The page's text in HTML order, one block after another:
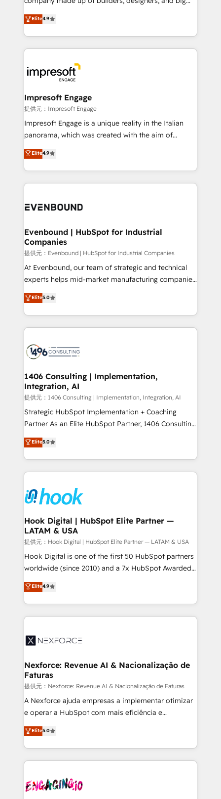
Platform Migration Excellence. • Top 3 Partner of the
Year LATAM 2022, 2023, 2024, 2025. • Partner of the
business with HubSpot? Let Cebra’s experts help
you grow faster, smarter, and with impact.
thinkers. We blend strategy, design, and
development—always fueled by curiosity—to turn
ideas, opportunities, and challenges into meaningful
experiences. To us, technology is more than just
and—most importantly—simple. That’s why we lean
into bold ideas and shape them into thoughtful
products and strategies that actually make a
difference.
Elite4.9
Impresoft Engage
提供元：Impresoft Engage
Impresoft Engage is a unique reality in the Italian
panorama, which was created with the aim of
putting Customer Experience at the center by
creating digital environments capable of integrating
people, processes and data. We offer the best
digital solutions on the market, ranging from CRM
marketing automation to online and offline sales
allowing companies to optimize processes and meet
the needs of the customer. We are part of Impresoft
Group, a group of specialized and complementary
companies that divide their offer into 4
Competence Centers: Smart Manufacturing,
The synergies generated by these integrations,
together with the combination of talents, skills,
to accompany companies on their digital
transformation journey.
Elite4.9
Evenbound | HubSpot for Industrial
Companies
提供元：Evenbound | HubSpot for Industrial Companies
At Evenbound, our team of strategic and technical
experts helps mid-market manufacturing companies
achieve real growth. We specialize in delivering
tailored solutions that drive results by leveraging
HubSpot’s platform and data to fuel success.
Technical Solutions: - HubSpot Technical Consulting -
Onboarding - Data Migration & Integrations -
Revenue Operations - Inbound Marketing -
Outbound Marketing - HubSpot CMS Website
Design & Development We empower our clients to
reach their full potential by providing transparent,
relationship-driven support. With over 300 HubSpot
technical know-how and strategic guidance you
need to succeed.
Elite5.0
1406 Consulting | Implementation,
Integration, AI
提供元：1406 Consulting | Implementation, Integration, AI
Strategic HubSpot Implementation + Coaching
Partner As an Elite HubSpot Partner, 1406 Consulting
helps mid-market revenue teams transform how
they sell, market, and serve. We don't just build your
HubSpot—we teach your team to own it, then stay
to help you keep winning. What We Do ⚙️ CRM
Data & Content 📈 Sales & Marketing Alignment +
Revenue Team Enablement 🤖 Breeze AI & Custom
Agent Creation 🔄 Custom Integrations & Data
Migration Why 1406 We become part of your team.
Your team learns while we build. We fix what others
broke. Built for mid-market reality—practical
solutions that work with your actual headcount and
HubSpot partners 🔄 Top 5% globally in client
retention 📅 8+ years of consistent results since 2017
move beyond spreadsheets into unified systems
Elite5.0
Hook Digital | HubSpot Elite Partner —
LATAM & USA
提供元：Hook Digital | HubSpot Elite Partner — LATAM & USA
Hook Digital is one of the first 50 HubSpot partners
worldwide (since 2010) and a 7x HubSpot Awarded
Elite Partner. With 500+ projects across the U.S.,
Brazil, and LATAM, we combine global expertise with
regional experience. Today, we are Brazil’s largest
HubSpot Elite Partner—trusted by companies across
Implementation & Migration Onboarding across all
Station, Freshdesk, Intercom, and more. Custom
objects, automations, and integrations built for
growth. 🚀 AI-Driven GTM Orchestration Unify
HubSpot with LinkedIn, WhatsApp, email, paid
media, and AI voice to drive pipeline. 🤖 AI Custom
prospecting, follow-ups, service triage, and
knowledge retrieval—built in HubSpot. ⚡ Fast-Track
advanced optimization & adoption 📍 São Paulo, BR
• Des Moines, IA • New York, NY
Elite4.9
Nexforce: Revenue AI & Nacionalização de
Faturas
提供元：Nexforce: Revenue AI & Nacionalização de Faturas
A Nexforce ajuda empresas a implementar otimizar
e operar a HubSpot com mais eficiência e
previsibilidade de receita. Combinamos Revenue
Operations (RevOps) e Inteligência Artificial para
estruturar processos integrar sistemas organizar
dados e automatizar operações. O objetivo é
operacional de receita conectando equipes
Elite5.0